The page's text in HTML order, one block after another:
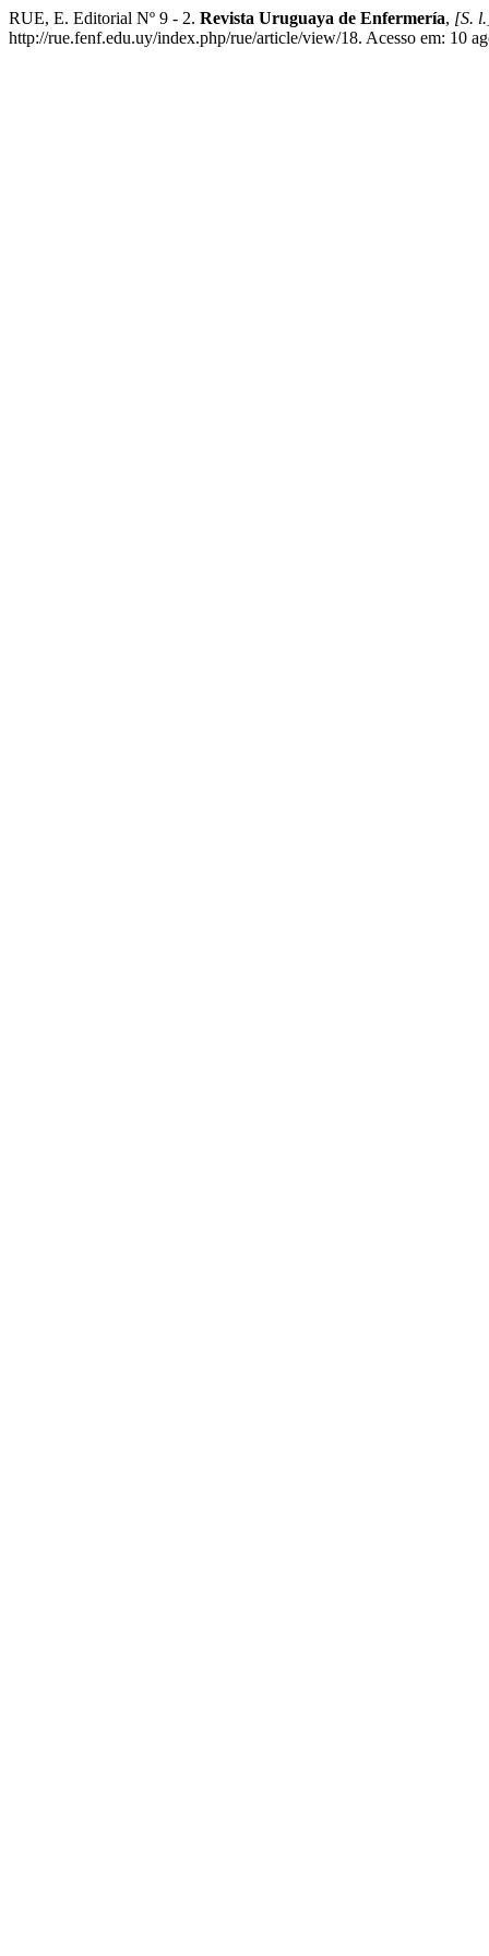
RUE, E. Editorial Nº 9 - 2. Revista Uruguaya de Enfermería, [S.
http://rue.fenf.edu.uy/index.php/rue/article/view/18. Acesso em: 10